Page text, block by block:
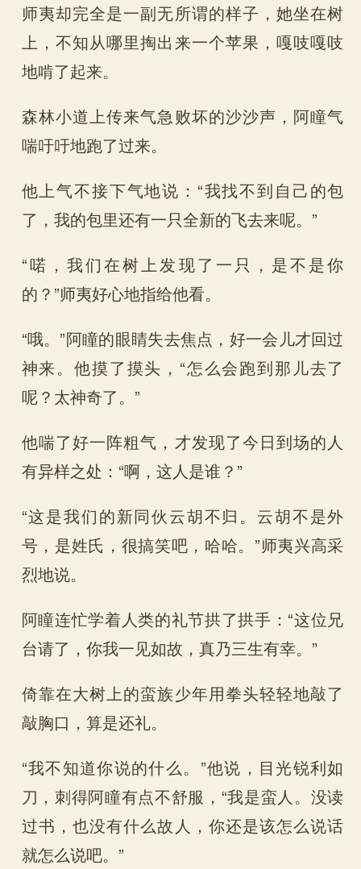
师夷却完全是一副无所谓的样子，她坐在树
上，不知从哪里掏出来一个苹果，嘎吱嘎吱
地啃了起来。
森林小道上传来气急败坏的沙沙声，阿瞳气
喘吁吁地跑了过来。
他上气不接下气地说：“我找不到自己的包
了，我的包里还有一只全新的飞去来呢。”
“喏，我们在树上发现了一只，是不是你
的？”师夷好心地指给他看。
“哦。”阿瞳的眼睛失去焦点，好一会儿才回过
神来。他摸了摸头，“怎么会跑到那儿去了
呢？太神奇了。”
他喘了好一阵粗气，才发现了今日到场的人
有异样之处：“啊，这人是谁？”
“这是我们的新同伙云胡不归。云胡不是外
号，是姓氏，很搞笑吧，哈哈。”师夷兴高采
烈地说。
阿瞳连忙学着人类的礼节拱了拱手：“这位兄
台请了，你我一见如故，真乃三生有幸。”
倚靠在大树上的蛮族少年用拳头轻轻地敲了
敲胸口，算是还礼。
“我不知道你说的什么。”他说，目光锐利如
刀，刺得阿瞳有点不舒服，“我是蛮人。没读
过书，也没有什么故人，你还是该怎么说话
就怎么说吧。”